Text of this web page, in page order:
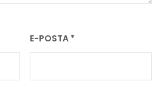
E-POSTA *